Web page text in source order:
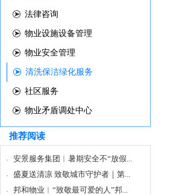
法律咨询
物业设施设备管理
物业安全管理
清洗保洁绿化服务
社区服务
物业矛盾调处中心
推荐阅读
安景服务集团︱暑期安全不“放假...
盛夏送清凉 致敬城市守护者｜第...
邦和物业︱“致敬最可爱的人”邦...